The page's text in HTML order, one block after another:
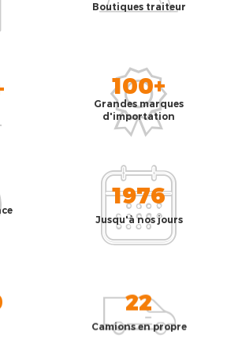
Boutiques traiteur
100+
Grandes marques
d'importation
1976
Jusqu'à nos jours
22
Camions en propre